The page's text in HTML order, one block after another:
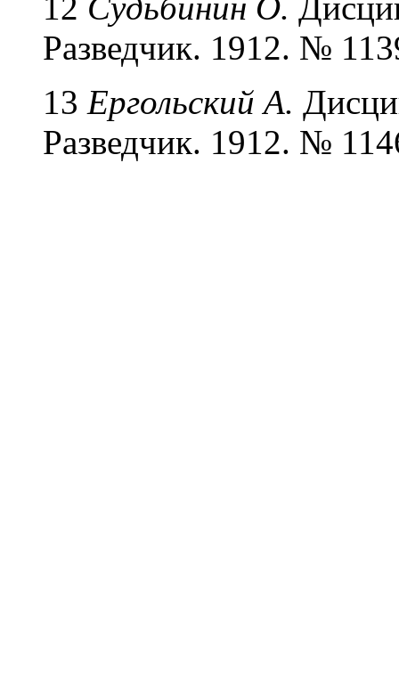
12 Судьбинин О.
Разведчик. 1912. №
13 Ергольский А.
Разведчик. 1912. №